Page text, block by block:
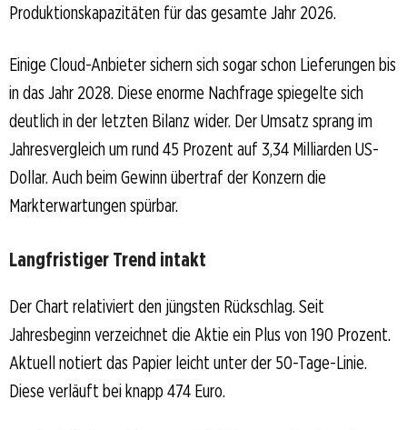
Produktionskapazitäten für das gesamte Jahr 2026.
Einige Cloud-Anbieter sichern sich sogar schon Lieferungen bis
in das Jahr 2028. Diese enorme Nachfrage spiegelte sich
deutlich in der letzten Bilanz wider. Der Umsatz sprang im
Jahresvergleich um rund 45 Prozent auf 3,34 Milliarden US-
Dollar. Auch beim Gewinn übertraf der Konzern die
Markterwartungen spürbar.
Langfristiger Trend intakt
Der Chart relativiert den jüngsten Rückschlag. Seit
Jahresbeginn verzeichnet die Aktie ein Plus von 190 Prozent.
Aktuell notiert das Papier leicht unter der 50-Tage-Linie.
Diese verläuft bei knapp 474 Euro.